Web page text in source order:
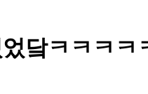
닼ㅋㅋㅋㅋ